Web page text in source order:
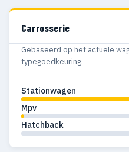
Carrosserie
Gebaseerd op het actuele
typegoedkeuring.
Stationwagen
Mpv
Hatchback